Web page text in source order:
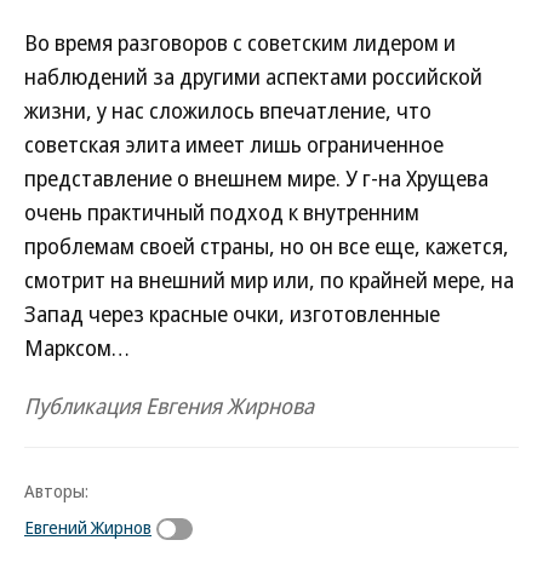
Во время разговоров с советским лидером и
наблюдений за другими аспектами российской
жизни, у нас сложилось впечатление, что
советская элита имеет лишь ограниченное
представление о внешнем мире. У г-на Хрущева
очень практичный подход к внутренним
проблемам своей страны, но он все еще, кажется,
смотрит на внешний мир или, по крайней мере, на
Запад через красные очки, изготовленные
Марксом…
Публикация Евгения Жирнова
Авторы:
Евгений Жирнов